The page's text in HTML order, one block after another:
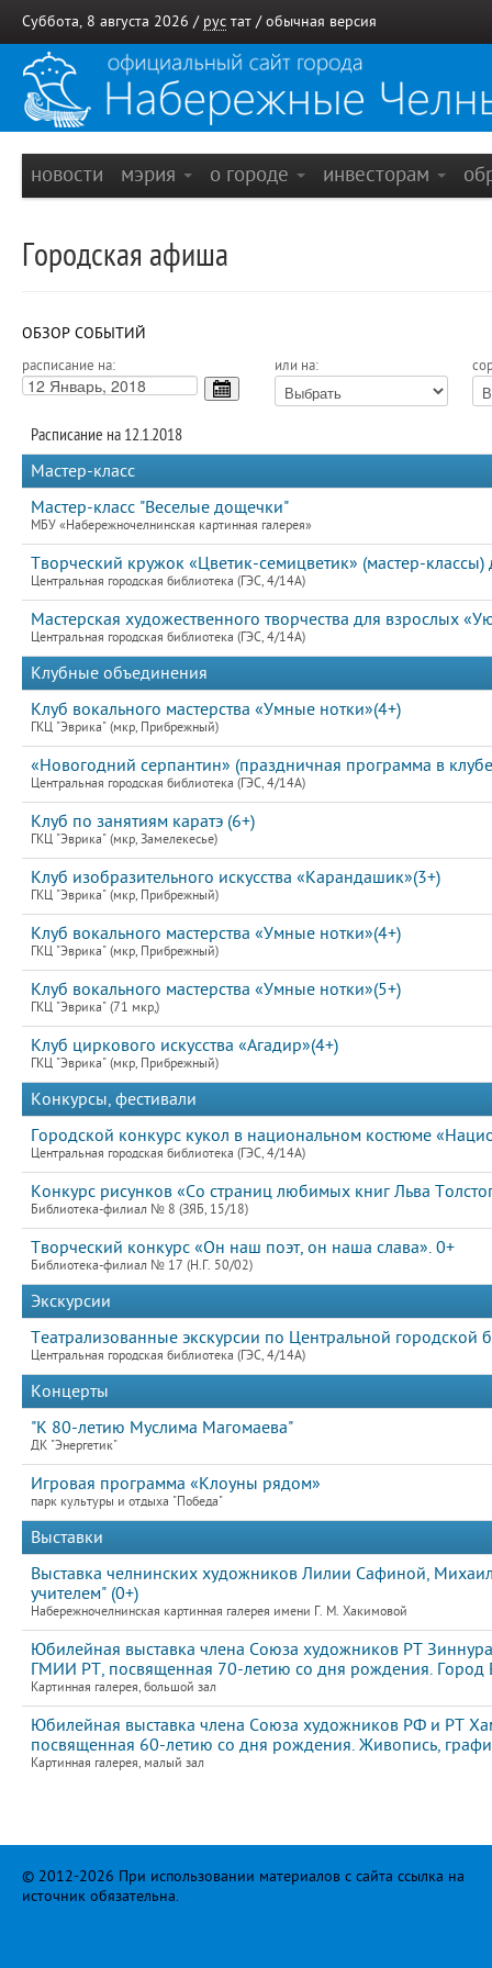
Суббота, 8 августа 2026 / рус тат / обычная версия
новости мэрия о городе инвесторам
Городская афиша
ОБЗОР СОБЫТИЙ
расписание на: или на:
Расписание на 12.1.2018
Мастер-класс
Мастер-класс "Веселые дощечки"
МБУ «Набережночелнинская картинная галерея»
Творческий кружок «Цветик-семицветик» (мастер-классы)
Центральная городская библиотека (ГЭС, 4/14А)
Мастерская художественного творчества для взрослых
Центральная городская библиотека (ГЭС, 4/14А)
Клубные объединения
Клуб вокального мастерства «Умные нотки»(4+)
ГКЦ "Эврика" (мкр, Прибрежный)
«Новогодний серпантин» (праздничная программа в
Центральная городская библиотека (ГЭС, 4/14А)
Клуб по занятиям каратэ (6+)
ГКЦ "Эврика" (мкр, Замелекесье)
Клуб изобразительного искусства «Карандашик»(3+)
ГКЦ "Эврика" (мкр, Прибрежный)
Клуб вокального мастерства «Умные нотки»(4+)
ГКЦ "Эврика" (мкр, Прибрежный)
Клуб вокального мастерства «Умные нотки»(5+)
ГКЦ "Эврика" (71 мкр,)
Клуб циркового искусства «Агадир»(4+)
ГКЦ "Эврика" (мкр, Прибрежный)
Конкурсы, фестивали
Городской конкурс кукол в национальном костюме
Центральная городская библиотека (ГЭС, 4/14А)
Конкурс рисунков «Со страниц любимых книг Льва
Библиотека-филиал № 8 (ЗЯБ, 15/18)
Творческий конкурс «Он наш поэт, он наша слава». 0+
Библиотека-филиал № 17 (Н.Г. 50/02)
Экскурсии
Театрализованные экскурсии по Центральной городской
Центральная городская библиотека (ГЭС, 4/14А)
Концерты
"К 80-летию Муслима Магомаева"
ДК "Энергетик"
Игровая программа «Клоуны рядом»
парк культуры и отдыха "Победа"
Выставки
Выставка челнинских художников Лилии Сафиной,
учителем" (0+)
Набережночелнинская картинная галерея имени Г. М. Хакимовой
Юбилейная выставка члена Союза художников РТ
ГМИИ РТ, посвященная 70-летию со дня рождения. Город
Картинная галерея, большой зал
Юбилейная выставка члена Союза художников РФ и РТ
посвященная 60-летию со дня рождения. Живопись,
Картинная галерея, малый зал
© 2012-2026 При использовании материалов с сайта ссылка на
источник обязательна.